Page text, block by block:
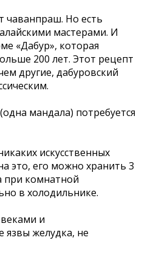
Но есть
мастерами. И
«Дабур», которая
200 лет. Этот рецепт
другие, дабуровский
мандала) потребуется
искусственных
это, его можно хранить 3
при комнатной
в холодильнике.
и
язвы желудка, не